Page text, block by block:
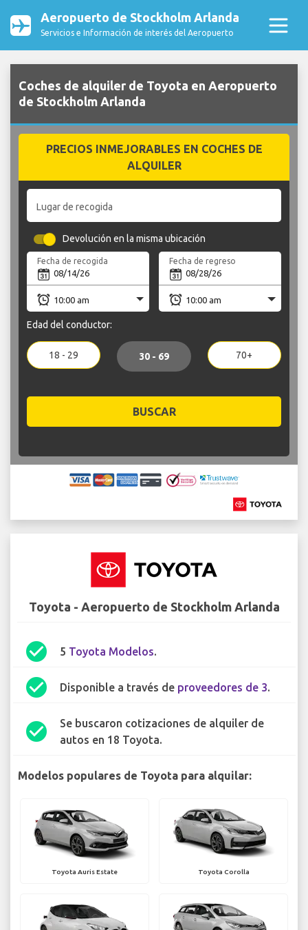
Aeropuerto de Stockholm Arlanda
Servicios e Información de interés del Aeropuerto
Coches de alquiler de Toyota en Aeropuerto
de Stockholm Arlanda
PRECIOS INMEJORABLES EN COCHES DE
ALQUILER
Lugar de recogida
Devolución en la misma ubicación
Fecha de recogida Fecha de regreso
Edad del conductor:
18 - 29 30 - 69 70+
BUSCAR
Toyota - Aeropuerto de Stockholm Arlanda
check_circle 5 Toyota Modelos.
check_circle Disponible a través de proveedores de 3.
check_circle
Se buscaron cotizaciones de alquiler de
autos en 18 Toyota.
Modelos populares de Toyota para alquilar:
Toyota Auris Estate Toyota Corolla